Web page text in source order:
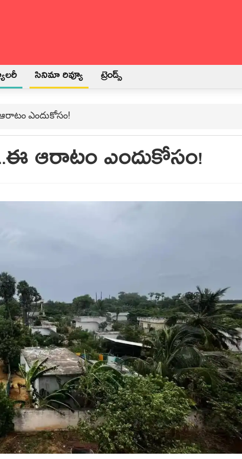
సినిమా రివ్యూ ట్రెండ్స్
ఎందుకోసం!
ఆరాటం ఎందుకోసం!